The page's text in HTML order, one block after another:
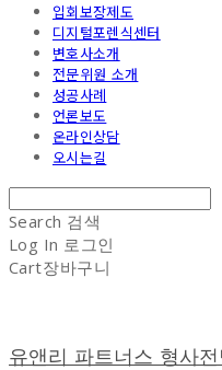
입회보장제도
디지털포렌식센터
변호사소개
전문위원 소개
성공사례
언론보도
온라인상담
오시는길
Search 검색
Log In 로그인
Cart장바구니
유앤리 파트너스 형사